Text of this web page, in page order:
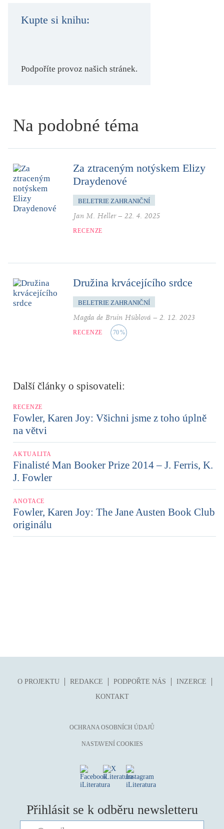
Kupte si knihu:
Podpoříte provoz našich stránek.
Na podobné téma
Za ztraceným notýskem Elizy
Draydenové
BELETRIE ZAHRANIČNÍ
Jan M. Heller – 22. 4. 2025
RECENZE
Družina krvácejícího srdce
BELETRIE ZAHRANIČNÍ
Magda de Bruin Hüblová – 2. 12. 2023
RECENZE 70%
Další články o spisovateli:
RECENZE
Fowler, Karen Joy: Všichni jsme z toho úplně
na větvi
AKTUALITA
Finalisté Man Booker Prize 2014 – J. Ferris, K.
J. Fowler
ANOTACE
Fowler, Karen Joy: The Jane Austen Book Club
originálu
O PROJEKTU REDAKCE PODPOŘTE NÁS
INZERCE
KONTAKT
OCHRANA OSOBNÍCH ÚDAJŮ
NASTAVENÍ COOKIES
Přihlásit se k odběru newsletteru